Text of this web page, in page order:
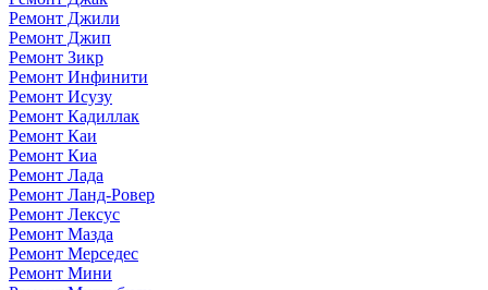
Ремонт Джили
Ремонт Джип
Ремонт Зикр
Ремонт Инфинити
Ремонт Исузу
Ремонт Кадиллак
Ремонт Каи
Ремонт Киа
Ремонт Лада
Ремонт Ланд-Ровер
Ремонт Лексус
Ремонт Мазда
Ремонт Мерседес
Ремонт Мини